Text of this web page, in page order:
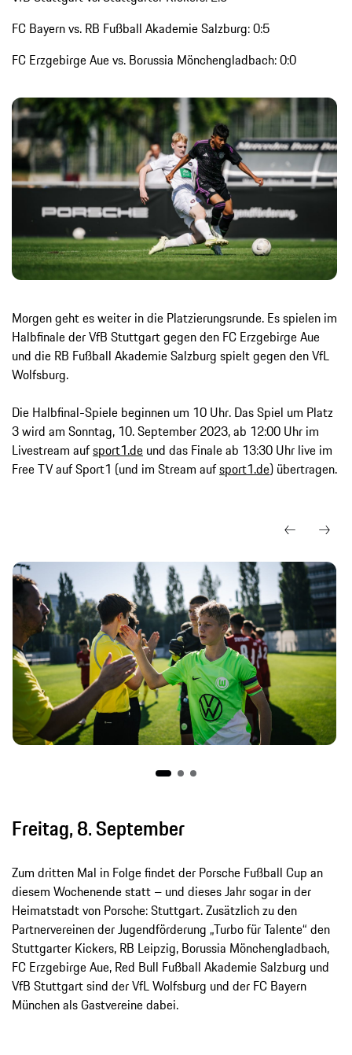
FC Bayern vs. RB Fußball Akademie Salzburg: 0:5
FC Erzgebirge Aue vs. Borussia Mönchengladbach: 0:0
Morgen geht es weiter in die Platzierungsrunde. Es spielen im
Halbfinale der VfB Stuttgart gegen den FC Erzgebirge Aue
und die RB Fußball Akademie Salzburg spielt gegen den VfL
Wolfsburg.
Die Halbfinal-Spiele beginnen um 10 Uhr. Das Spiel um Platz
3 wird am Sonntag, 10. September 2023, ab 12:00 Uhr im
Livestream aufsport1.de und das Finale ab 13:30 Uhr live im
Free TV auf Sport1 (und im Stream aufsport1.de) übertragen.
Freitag, 8. September
Zum dritten Mal in Folge findet der Porsche Fußball Cup an
diesem Wochenende statt – und dieses Jahr sogar in der
Heimatstadt von Porsche: Stuttgart. Zusätzlich zu den
Partnervereinen der Jugendförderung „Turbo für Talente“ den
Stuttgarter Kickers, RB Leipzig, Borussia Mönchengladbach,
FC Erzgebirge Aue, Red Bull Fußball Akademie Salzburg und
VfB Stuttgart sind der VfL Wolfsburg und der FC Bayern
München als Gastvereine dabei.